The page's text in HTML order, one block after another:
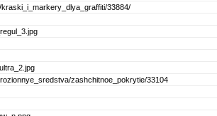
33884/
zashchitnoe_pokrytie/33104